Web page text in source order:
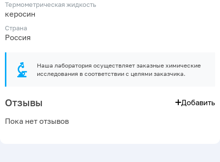
Термометрическая жидкость
керосин
Страна
Россия
Наша лаборатория осуществляет заказные химические
исследования в соответствии с целями заказчика.
Отзывы Добавить
Пока нет отзывов